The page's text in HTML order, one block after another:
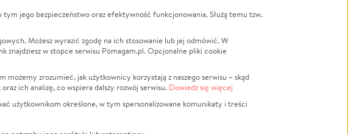
Leczenie
Zwierzęta
Pożar
Sport
Pomoc Finansowa
Pogrzeb
LGBTQ+
Powódź
Wichura
Religia
Edukacja
jego bezpieczeństwo oraz efektywność funkcjonowania. Służą temu tzw.
Możesz wyrazić zgodę na ich stosowanie lub jej odmówić. W
znajdziesz w stopce serwisu Pomagam.pl. Opcjonalne pliki cookie
zrozumieć, jak użytkownicy korzystają z naszego serwisu – skąd
ich analizę, co wspiera dalszy rozwój serwisu. Dowiedz się więcej
użytkownikom określone, w tym spersonalizowane komunikaty i treści